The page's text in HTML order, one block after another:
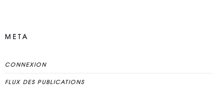
META
CONNEXION
FLUX DES PUBLICATIONS